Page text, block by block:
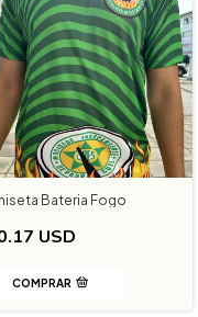
Bateria Fogo
USD
COMPRAR